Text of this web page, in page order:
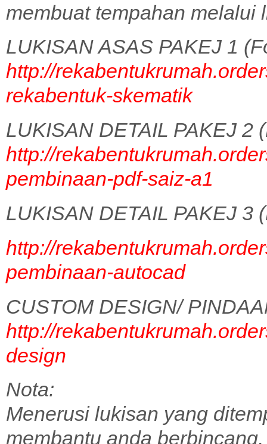
membuat tempahan melalui
LUKISAN ASAS PAKEJ 1
http://
rekabentuk-skematik
LUKISAN DETAIL PAKEJ 2
http://
pembinaan-pdf-saiz-a1
LUKISAN DETAIL PAKEJ 3
http://
pembinaan-autocad
CUSTOM DESIGN/
http://
design
Nota:
Menerusi lukisan yang
membantu anda